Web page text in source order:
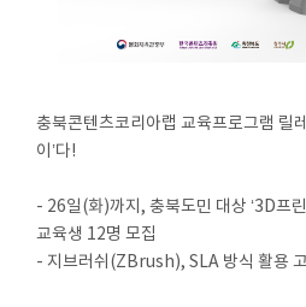
충북콘텐츠코리아랩 교육프로그램 릴
이’다!
- 26일(화)까지, 충북도민 대상 ‘3D프
교육생 12명 모집
- 지브러쉬(ZBrush), SLA 방식 활용